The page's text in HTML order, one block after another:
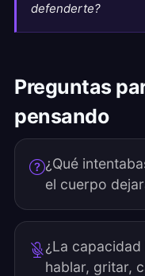
defenderte?
Preguntas
pensando
¿Qué
el cuerpo
¿La
hablar, gritar,